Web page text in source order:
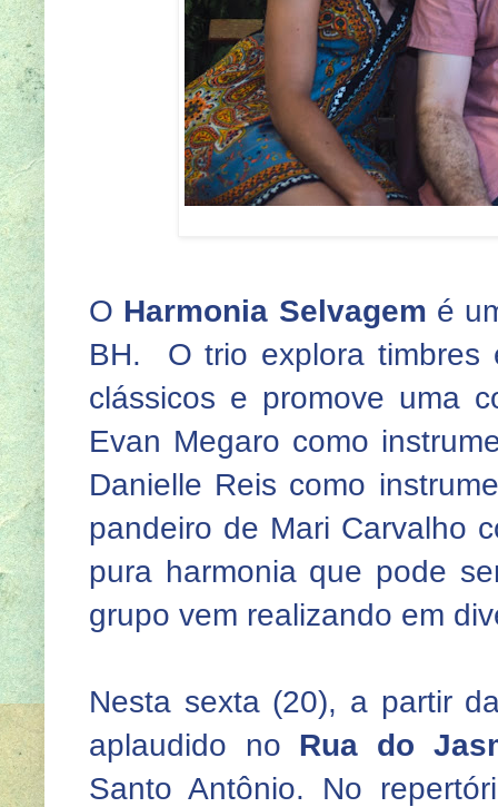
O Harmonia Selvagem é
BH. O trio explora timbres
clássicos e promove uma
Evan Megaro como
Danielle Reis como
pandeiro de Mari Carvalho
pura harmonia que pode
grupo vem realizando em
Nesta sexta (20), a partir
aplaudido no Rua do
Santo Antônio. No